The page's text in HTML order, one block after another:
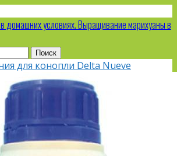
домашних условиях. Выращивание марихуаны в
для конопли Delta Nueve